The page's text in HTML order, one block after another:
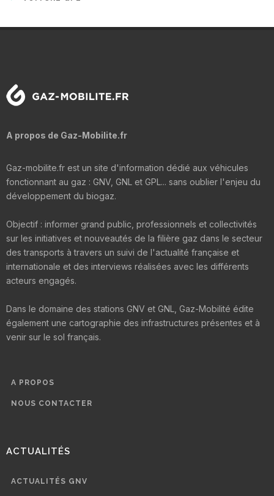
A propos de Gaz-Mobilite.fr
Gaz-mobilite.fr est un site d'information dédié aux véhicules
fonctionnant au gaz : GNV, GNL et GPL... sans oublier l'enjeu du
développement du biogaz.
Objectif : informer grand public, professionnels et collectivités
sur les initiatives et nouveautés de la filière gaz dans le secteur
des transports à travers un suivi de l'actualité française et
internationale et des interviews réalisées avec les différents
acteurs engagés.
Dans le domaine des stations GNV et GNL, Gaz-Mobilité édite
également une cartographie des infrastructures présentes et à
venir sur le sol français.
A PROPOS
NOUS CONTACTER
ACTUALITÉS
ACTUALITÉS GNV